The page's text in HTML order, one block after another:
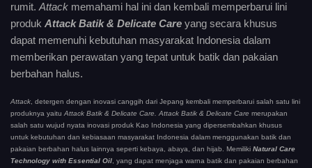
rumit. Attack memahami hal ini dan kembali memperbarui lini
produk Attack Batik & Delicate Care yang secara khusus
dapat memenuhi kebutuhan masyarakat Indonesia dalam
memberikan perawatan yang tepat untuk batik dan pakaian
berbahan halus.
Attack, detergen dengan inovasi canggih dari Jepang kembali memperbarui salah satu lini
produknya yaituAttack Batik & Delicate Care. Attack Batik & Delicate Care merupakan
salah satu wujud nyata inovasi produk Kao Indonesia yang dipersembahkan khusus
untuk kebutuhan dan kebiasaan masyarakat Indonesia dalam menggunakan batik dan
pakaian berbahan halus lainnya seperti kebaya, abaya, dan hijab. Memiliki Natural Care
Technology with Essential Oil, yang dapat menjaga warna batik dan pakaian berbahan